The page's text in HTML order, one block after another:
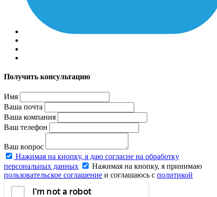
Получить консультацию
Имя
Ваша почта
Ваша компания
Ваш телефон
Ваш вопрос
Нажимая на кнопку, я даю согласие на обработку
персональных данных
Нажимая на кнопку, я принимаю
пользовательское соглашение и соглашаюсь с политикой
конфиденциальности